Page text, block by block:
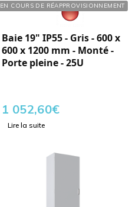
EN COURS DE RÉAPPROVISIONNEMENT
Réf. : 750250
Baie 19" IP55 - Gris - 600 x
600 x 1200 mm - Monté -
Porte pleine - 25U
1 052,60€
Lire la suite